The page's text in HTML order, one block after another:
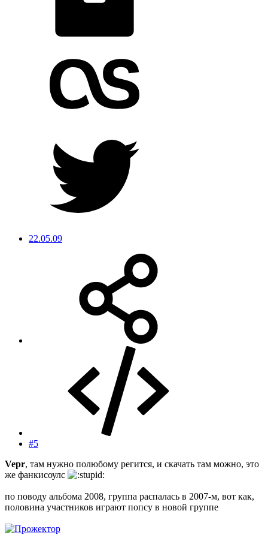
22.05.09
#5
Vepr, там нужно полюбому регится, и скачать там можно, это
же фанкисоулс
по поводу альбома 2008, группа распалась в 2007-м, вот как,
половина участников играют попсу в новой группе